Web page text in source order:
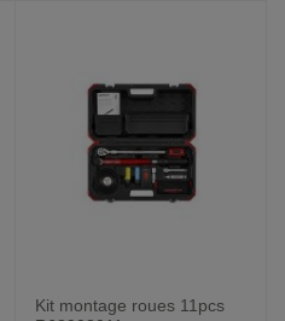
Kit montage roues 11pcs